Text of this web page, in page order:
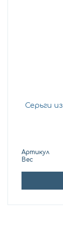
Серьги
Артикул
Вес